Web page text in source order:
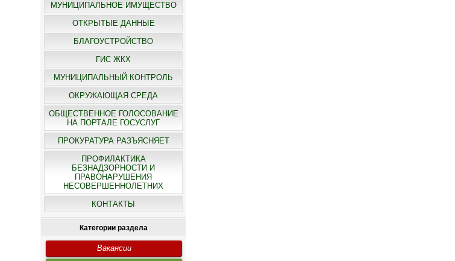
МУНИЦИПАЛЬНОЕ ИМУЩЕСТВО
ОТКРЫТЫЕ ДАННЫЕ
БЛАГОУСТРОЙСТВО
ГИС ЖКХ
МУНИЦИПАЛЬНЫЙ КОНТРОЛЬ
ОКРУЖАЮЩАЯ СРЕДА
ОБЩЕСТВЕННОЕ ГОЛОСОВАНИЕ
НА ПОРТАЛЕ ГОСУСЛУГ
ПРОКУРАТУРА РАЗЪЯСНЯЕТ
ПРОФИЛАКТИКА
БЕЗНАДЗОРНОСТИ И
ПРАВОНАРУШЕНИЯ
НЕСОВЕРШЕННОЛЕТНИХ
КОНТАКТЫ
Категории раздела
Вакансии